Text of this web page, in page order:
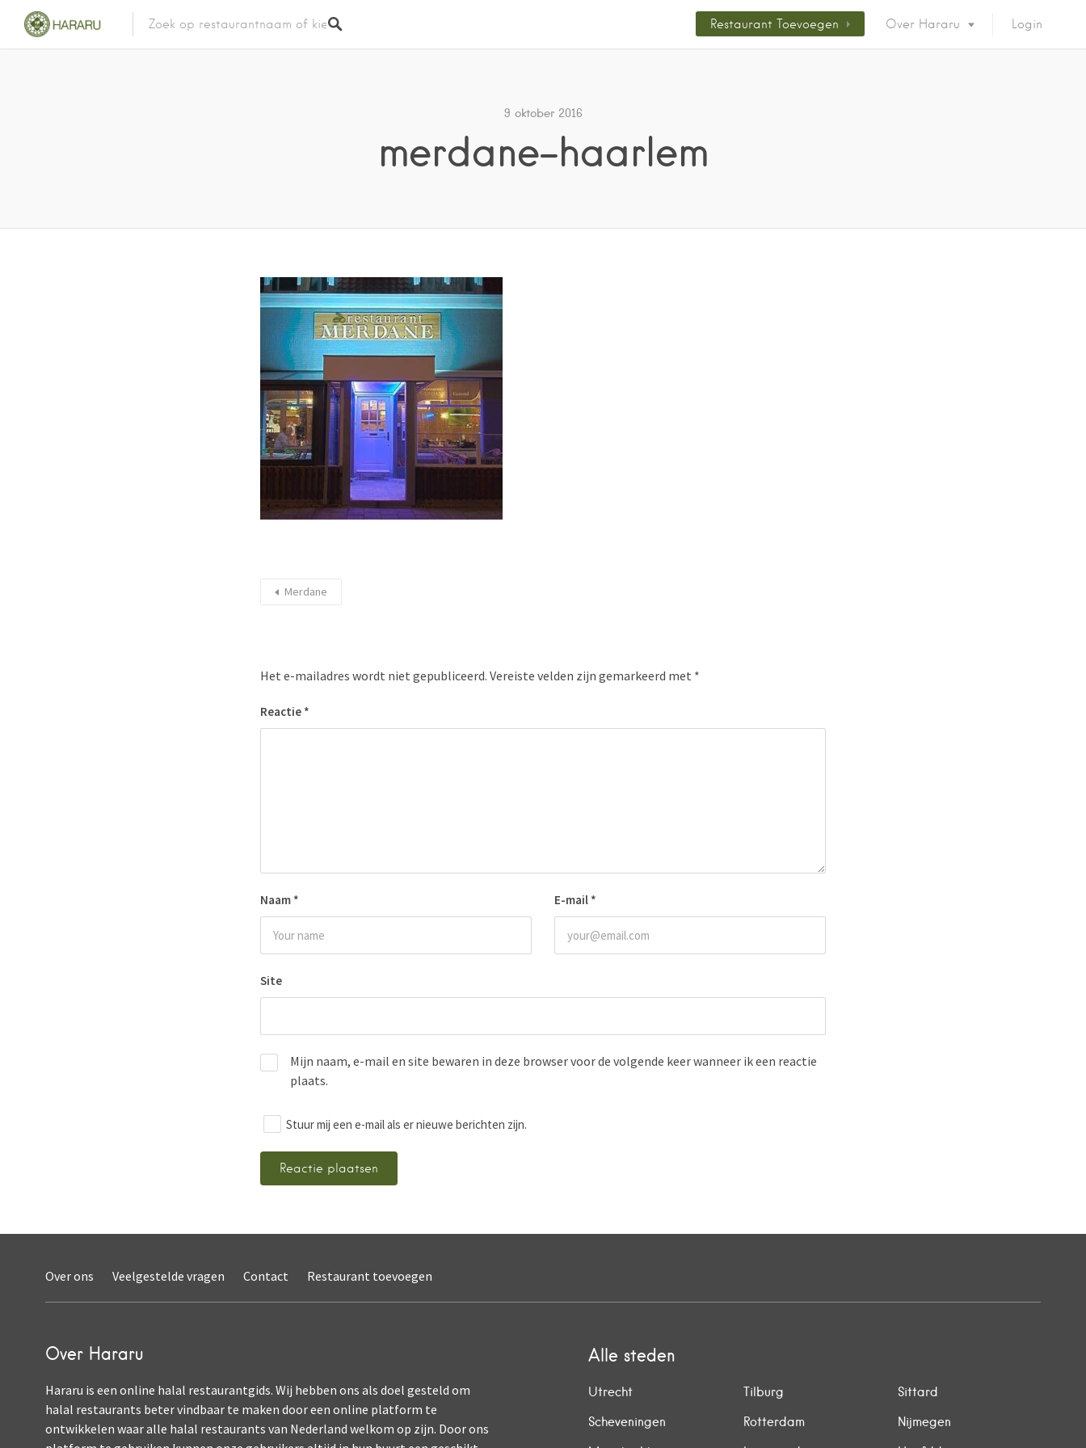
Restaurant Toevoegen Over Hararu Login
9 oktober 2016
merdane-haarlem
Merdane
Het e-mailadres wordt niet gepubliceerd. Vereiste velden zijn gemarkeerd met *
Reactie *
Naam * E-mail *
Site
Mijn naam, e-mail en site bewaren in deze browser voor de volgende keer wanneer ik een reactie
plaats.
Stuur mij een e-mail als er nieuwe berichten zijn.
Over ons Veelgestelde vragen Contact Restaurant toevoegen
Over Hararu
Hararu is een online halal restaurantgids. Wij hebben ons als doel gesteld om
halal restaurants beter vindbaar te maken door een online platform te
ontwikkelen waar alle halal restaurants van Nederland welkom op zijn. Door ons
Alle steden
Utrecht Tilburg
Sittard
Scheveningen
Rotterdam
Nijmegen